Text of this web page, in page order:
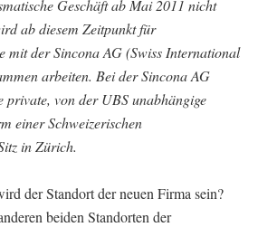
Geschäft ab Mai 2011 nicht
ab diesem Zeitpunkt für
mit der Sincona AG (Swiss International
arbeiten. Bei der Sincona AG
private, von der UBS unabhängige
einer Schweizerischen
in Zürich.
der Standort der neuen Firma sein?
beiden Standorten der